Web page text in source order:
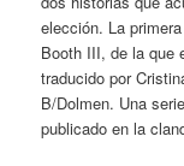
elección. La primera
Booth III, de la que
traducido por
B/Dolmen. Una
publicado en la